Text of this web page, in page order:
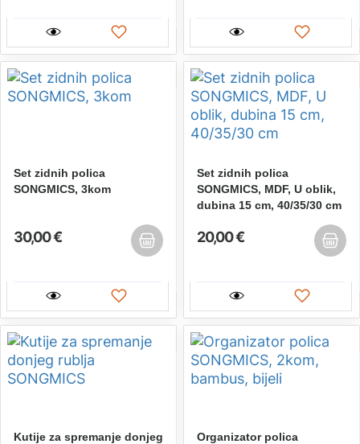
Set zidnih polica
SONGMICS, 3kom
30,00 €
Set zidnih polica
SONGMICS, MDF, U oblik,
dubina 15 cm, 40/35/30 cm
20,00 €
Kutije za spremanje donjeg
Organizator polica